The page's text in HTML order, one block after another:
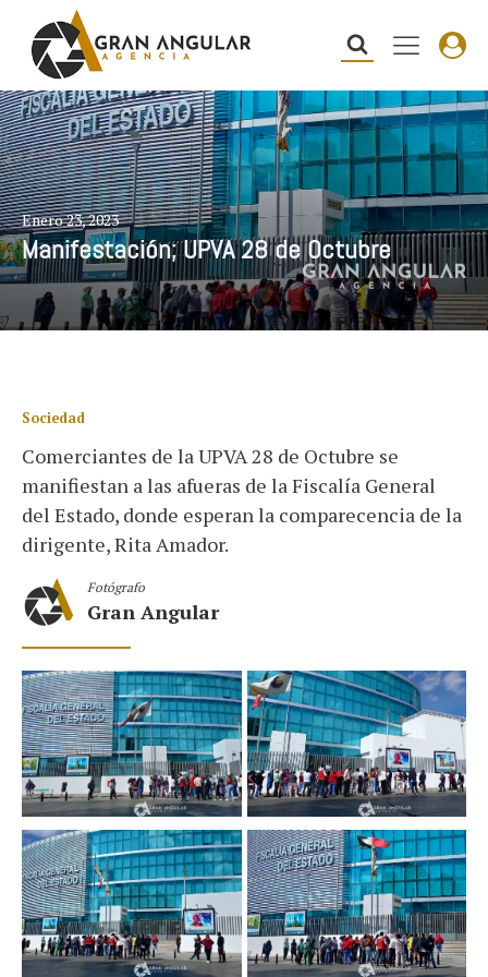
Enero 23, 2023
Manifestación; UPVA 28 de Octubre
Sociedad
Comerciantes de la UPVA 28 de Octubre se
manifiestan a las afueras de la Fiscalía General
del Estado, donde esperan la comparecencia de la
dirigente, Rita Amador.
Fotógrafo
Gran Angular